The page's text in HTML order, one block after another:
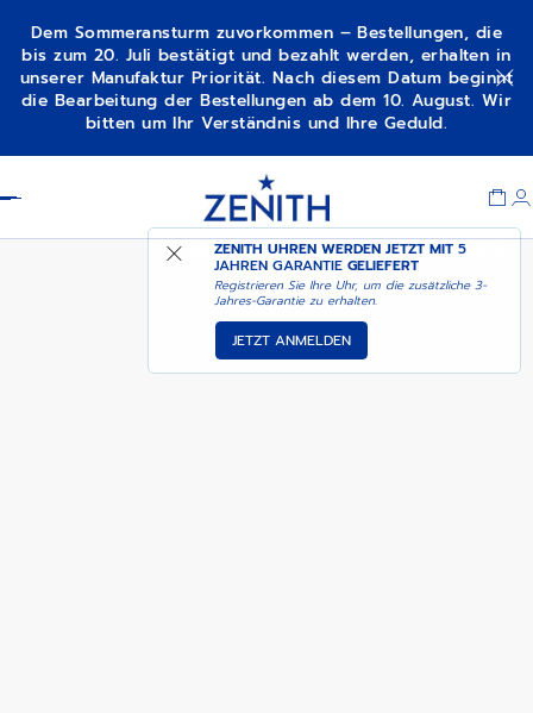
Dem Sommeransturm zuvorkommen – Bestellungen, die
bis zum 20. Juli bestätigt und bezahlt werden, erhalten in
unserer Manufaktur Priorität. Nach diesem Datum beginnt
die Bearbeitung der Bestellungen ab dem 10. August. Wir
bitten um Ihr Verständnis und Ihre Geduld.
ZENITH UHREN WERDEN JETZT MIT5
JAHREN GARANTIE GELIEFERT
Registrieren Sie Ihre Uhr, um die zusätzliche 3-
Jahres-Garantie zu erhalten.
JETZT ANMELDEN
DEFY SKYLINE - DELTA ORANGE
DEMNÄCHST –
BENACHRICHTIGEN SIE
MICH